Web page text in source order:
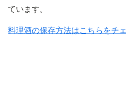
ています。
料理酒の保存方法はこちらをチ